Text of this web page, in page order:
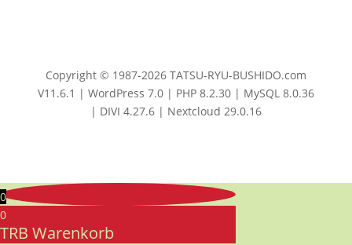
Copyright © 1987-2026 TATSU-RYU-BUSHIDO.com
V11.6.1 | WordPress 7.0 | PHP 8.2.30 | MySQL 8.0.36
| DIVI 4.27.6 | Nextcloud 29.0.16
0
0
TRB Warenkorb